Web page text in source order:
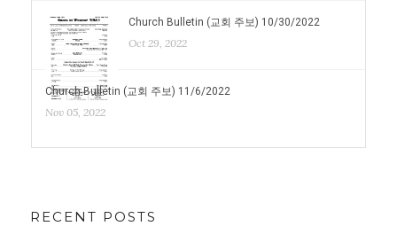
Church Bulletin (교회 주보) 10/30/2022
Oct 29, 2022
Church Bulletin (교회 주보) 11/6/2022
Nov 05, 2022
RECENT POSTS